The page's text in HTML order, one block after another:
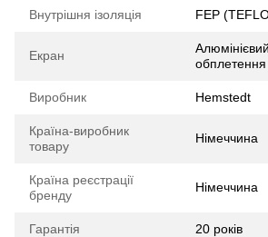
Внутрішня ізоляція FEP
Екран
обплетення
Виробник Hemstedt
Країна-виробник
товару
Німеччина
Країна реєстрації
бренду
Німеччина
Гарантія 20 років